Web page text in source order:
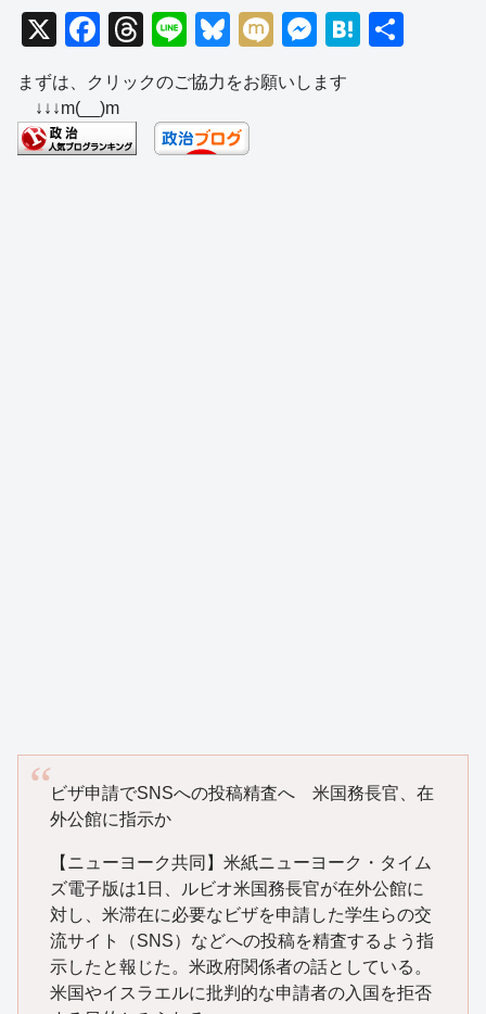
X
F
a
c
e
b
T
hr
e
a
d
Li
n
e
Bl
u
e
sk
y
M
ixi
M
e
ss
H
まずは、クリックのご協力をお願いします
↓↓↓m(__)m
ビザ申請でSNSへの投稿精査へ 米国務長官、在
外公館に指示か
【ニューヨーク共同】米紙ニューヨーク・タイム
ズ電子版は1日、ルビオ米国務長官が在外公館に
対し、米滞在に必要なビザを申請した学生らの交
流サイト（SNS）などへの投稿を精査するよう指
示したと報じた。米政府関係者の話としている。
米国やイスラエルに批判的な申請者の入国を拒否